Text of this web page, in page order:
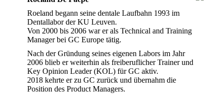
Roeland begann seine dentale Laufbahn 1993 im
Dentallabor der KU Leuven.
Von 2000 bis 2006 war er als Technical and Training
Manager bei GC Europe tätig.
Nach der Gründung seines eigenen Labors im Jahr
2006 blieb er weiterhin als freiberuflicher Trainer und
Key Opinion Leader (KOL) für GC aktiv.
2018 kehrte er zu GC zurück und übernahm die
Position des Product Managers.